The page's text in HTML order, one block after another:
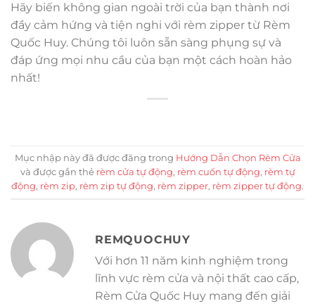
Hãy biến không gian ngoài trời của bạn thành nơi
đầy cảm hứng và tiện nghi với rèm zipper từ Rèm
Quốc Huy. Chúng tôi luôn sẵn sàng phụng sự và
đáp ứng mọi nhu cầu của bạn một cách hoàn hảo
nhất!
Mục nhập này đã được đăng trong Hướng Dẫn Chọn Rèm Cửa
và được gắn thẻ rèm cửa tự động, rèm cuốn tự động, rèm tự
động, rèm zip, rèm zip tự động, rèm zipper, rèm zipper tự động.
REMQUOCHUY
Với hơn 11 năm kinh nghiệm trong
lĩnh vực rèm cửa và nội thất cao cấp,
Rèm Cửa Quốc Huy mang đến giải